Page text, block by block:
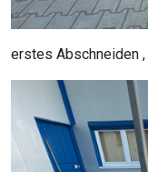
erstes Abschneiden